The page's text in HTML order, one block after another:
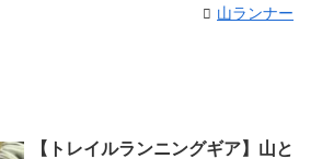
山ランナー
【トレイルランニングギア】山と